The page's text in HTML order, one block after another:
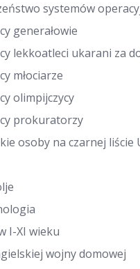
systemów
generałowie
lekkoatleci ukarani za
młociarze
olimpijczycy
prokuratorzy
osoby na czarnej liście
I-XI wieku
wojny domowej